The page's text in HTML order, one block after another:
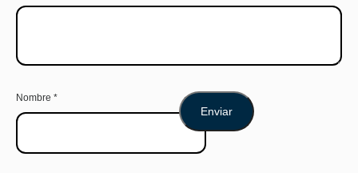
Nombre *